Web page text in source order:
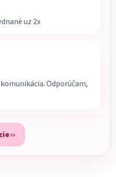
uz 2x
5 hviezdičiek.
Odporúčam,